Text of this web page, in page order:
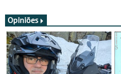
Opiniões